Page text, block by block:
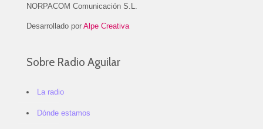
NORPACOM Comunicación S.L.
Desarrollado por Alpe Creativa
Sobre Radio Aguilar
La radio
Dónde estamos